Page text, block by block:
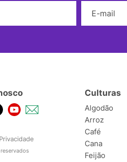
Privacidade
Culturas
Algodão
Arroz
Café
Cana
Feijão